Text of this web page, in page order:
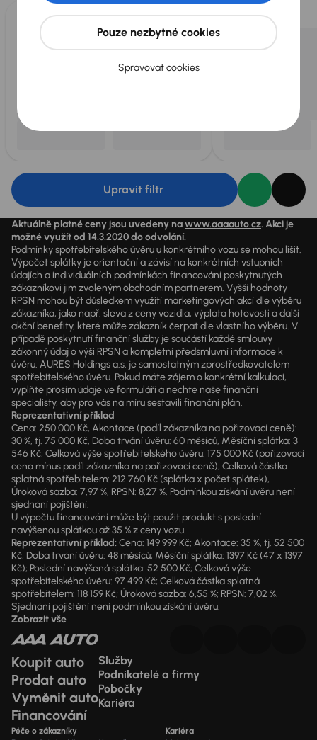
Upravit filtr
Aktuálně platné ceny jsou uvedeny nawww.aaaauto.cz. Akci je
možné využít od 14.3.2020 do odvolání.
Podmínky spotřebitelského úvěru u konkrétního vozu se mohou lišit.
Výpočet splátky je orientační a závisí na konkrétních vstupních
údajích a individuálních podmínkách financování poskytnutých
zákazníkovi jim zvoleným obchodním partnerem. Vyšší hodnoty
RPSN mohou být důsledkem využití marketingových akcí dle výběru
zákazníka, jako např. sleva z ceny vozidla, výplata hotovosti a další
akční benefity, které může zákazník čerpat dle vlastního výběru. V
případě poskytnutí finanční služby je součástí každé smlouvy
zákonný údaj o výši RPSN a kompletní předsmluvní informace k
úvěru. AURES Holdings a.s. je samostatným zprostředkovatelem
spotřebitelského úvěru. Pokud máte zájem o konkrétní kalkulaci,
vyplňte prosím údaje ve formuláři a nechte naše finanční
specialisty, aby pro vás na míru sestavili finanční plán.
Reprezentativní příklad
Cena: 250 000 Kč, Akontace (podíl zákazníka na pořizovací ceně):
30 %, tj. 75 000 Kč, Doba trvání úvěru: 60 měsíců, Měsíční splátka: 3
546 Kč, Celková výše spotřebitelského úvěru: 175 000 Kč (pořizovací
cena mínus podíl zákazníka na pořizovací ceně), Celková částka
splatná spotřebitelem: 212 760 Kč (splátka x počet splátek),
Úroková sazba: 7,97 %, RPSN: 8,27 %. Podmínkou získání úvěru není
sjednání pojištění.
U výpočtu financování může být použit produkt s poslední
navýšenou splátkou až 35 % z ceny vozu.
Reprezentativní příklad:Cena: 149 999 Kč; Akontace: 35 %, tj. 52 500
Kč; Doba trvání úvěru: 48 měsíců; Měsíční splátka: 1397 Kč (47 x 1397
Kč); Poslední navýšená splátka: 52 500 Kč; Celková výše
spotřebitelského úvěru: 97 499 Kč; Celková částka splatná
spotřebitelem: 118 159 Kč; Úroková sazba: 6,55 %; RPSN: 7,02 %.
Sjednání pojištění není podmínkou získání úvěru.
Zobrazit vše
Koupit auto
Prodat auto
Vyměnit auto
Financování
Služby
Podnikatelé a firmy
Pobočky
Kariéra
Péče o zákazníky Kariéra
Spravovat cookies
Pouze nezbytné cookies